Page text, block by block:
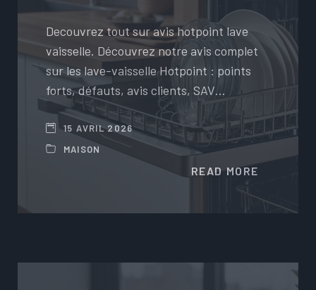
Decouvrez tout sur avis hotpoint lave
vaisselle. Découvrez notre avis complet
sur les lave-vaisselle Hotpoint : points
forts, défauts, avis clients, SAV…
15 AVRIL 2026
MAISON
READ MORE